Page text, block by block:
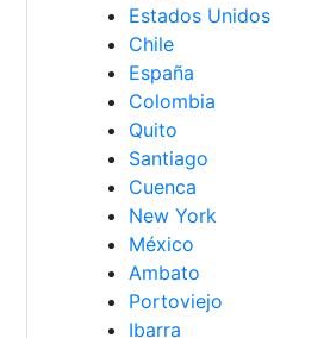
Estados Unidos
Chile
España
Colombia
Quito
Santiago
Cuenca
New York
México
Ambato
Portoviejo
Ibarra